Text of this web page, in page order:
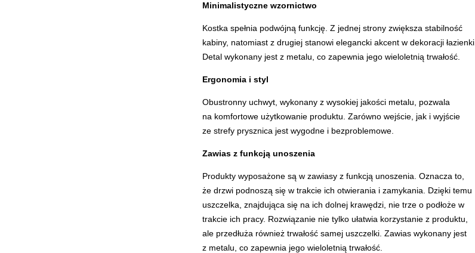
Minimalistyczne wzornictwo
Kostka spełnia podwójną funkcję. Z jednej strony zwiększa stabilność
kabiny, natomiast z drugiej stanowi elegancki akcent w dekoracji łazienki.
Detal wykonany jest z metalu, co zapewnia jego wieloletnią trwałość.
Ergonomia i styl
Obustronny uchwyt, wykonany z wysokiej jakości metalu, pozwala
na komfortowe użytkowanie produktu. Zarówno wejście, jak i wyjście
ze strefy prysznica jest wygodne i bezproblemowe.
Zawias z funkcją unoszenia
Produkty wyposażone są w zawiasy z funkcją unoszenia. Oznacza to,
że drzwi podnoszą się w trakcie ich otwierania i zamykania. Dzięki temu
uszczelka, znajdująca się na ich dolnej krawędzi, nie trze o podłoże w
trakcie ich pracy. Rozwiązanie nie tylko ułatwia korzystanie z produktu,
ale przedłuża również trwałość samej uszczelki. Zawias wykonany jest
z metalu, co zapewnia jego wieloletnią trwałość.